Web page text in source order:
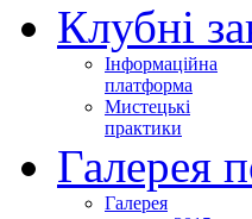
Клубні
Інформаційна
платформа
Мистецькі
практики
Галерея
Галерея